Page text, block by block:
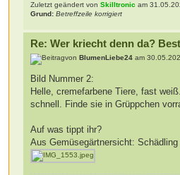
Zuletzt geändert vonSkilltronic am
Grund: Betreffzeile korrigiert
Re: Wer kriecht denn da?
vonBlumenLiebe24 am
Bild Nummer 2:
Helle, cremefarbene Tiere, fast
schnell. Finde sie in Grüppchen
Auf was tippt ihr?
Aus Gemüsegärtnersicht: